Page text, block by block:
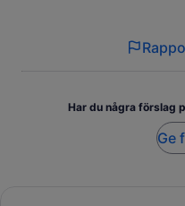
Har du några förslag
Ge